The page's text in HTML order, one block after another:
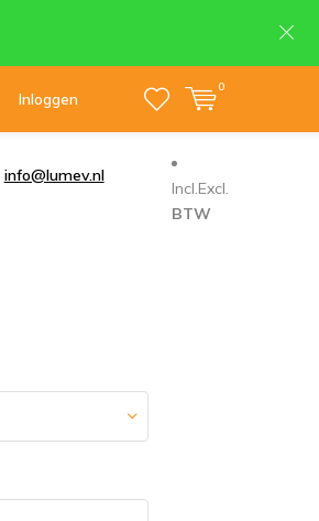
Inloggen
0
info@lumev.nl
Incl. Excl.
BTW